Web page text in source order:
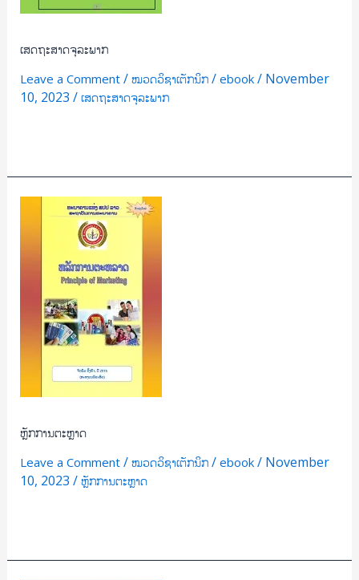
ເສດຖະສາດຈຸລະພາກ
Leave a Comment / ໝວດວິຊາເຕັກນິກ/ ebook / November
10, 2023 / ເສດຖະສາດຈຸລະພາກ
ຫຼັກການຕະຫຼາດ
Leave a Comment / ໝວດວິຊາເຕັກນິກ/ ebook / November
10, 2023 / ຫຼັກການຕະຫຼາດ